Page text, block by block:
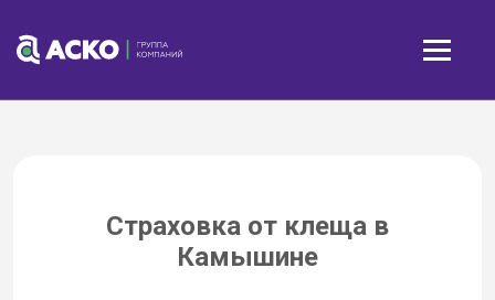
Страховка от клеща в
Камышине